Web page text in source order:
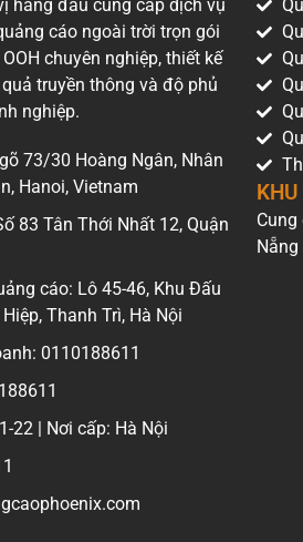
hàng đầu cung cấp dịch vụ
cáo ngoài trời trọn gói
chuyên nghiệp, thiết kế
truyền thông và độ phủ
nghiệp.
73/30 Hoàng Ngân, Nhân
Hanoi, Vietnam
83 Tân Thới Nhất 12, Quận
cáo: Lô 45-46, Khu Đấu
Thanh Trì, Hà Nội
0110188611
22 | Nơi cấp: Hà Nội
Cung